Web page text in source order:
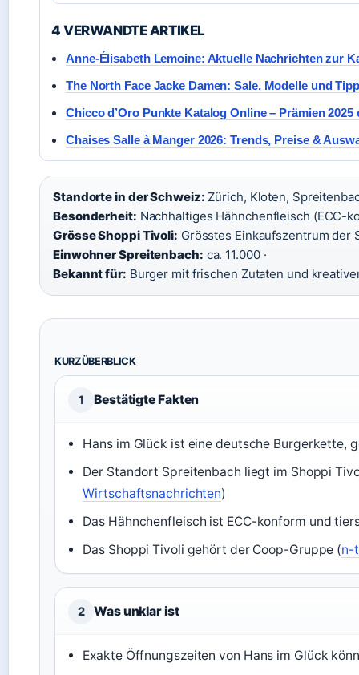
4 VERWANDTE ARTIKEL
Anne-Élisabeth Lemoine: Aktuelle Nachrichten zur
The North Face Jacke Damen: Sale, Modelle und
Chicco d’Oro Punkte Katalog Online – Prämien
Chaises Salle à Manger 2026: Trends, Preise &
Standorte in der Schweiz: Zürich, Kloten,
Besonderheit: Nachhaltiges Hähnchenfleisch (ECC-
Grösse Shoppi Tivoli: Grösstes Einkaufszentrum der
Einwohner Spreitenbach: ca. 11.000 ·
Bekannt für: Burger mit frischen Zutaten und
KURZÜBERBLICK
1 Bestätigte Fakten
Hans im Glück ist eine deutsche Burgerkette,
Der Standort Spreitenbach liegt im Shoppi
Wirtschaftsnachrichten)
Das Hähnchenfleisch ist ECC-konform und
Das Shoppi Tivoli gehört der Coop-Gruppe (n-
2 Was unklar ist
Exakte Öffnungszeiten von Hans im Glück